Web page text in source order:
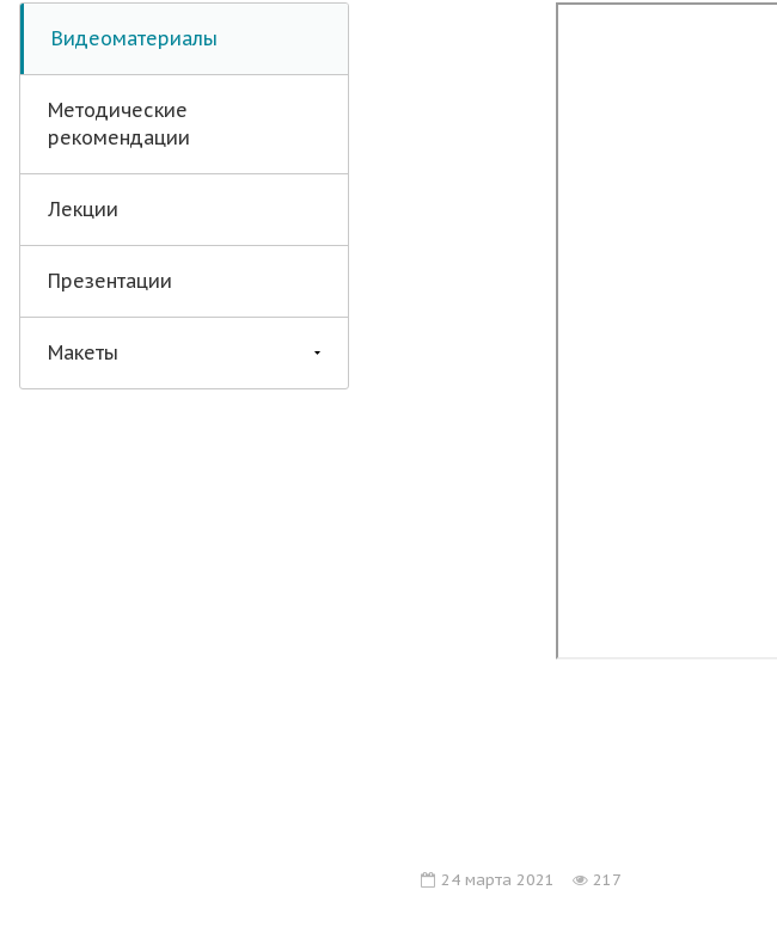
Видеоматериалы
Методические
рекомендации
Лекции
Презентации
Макеты
24 марта 2021 217